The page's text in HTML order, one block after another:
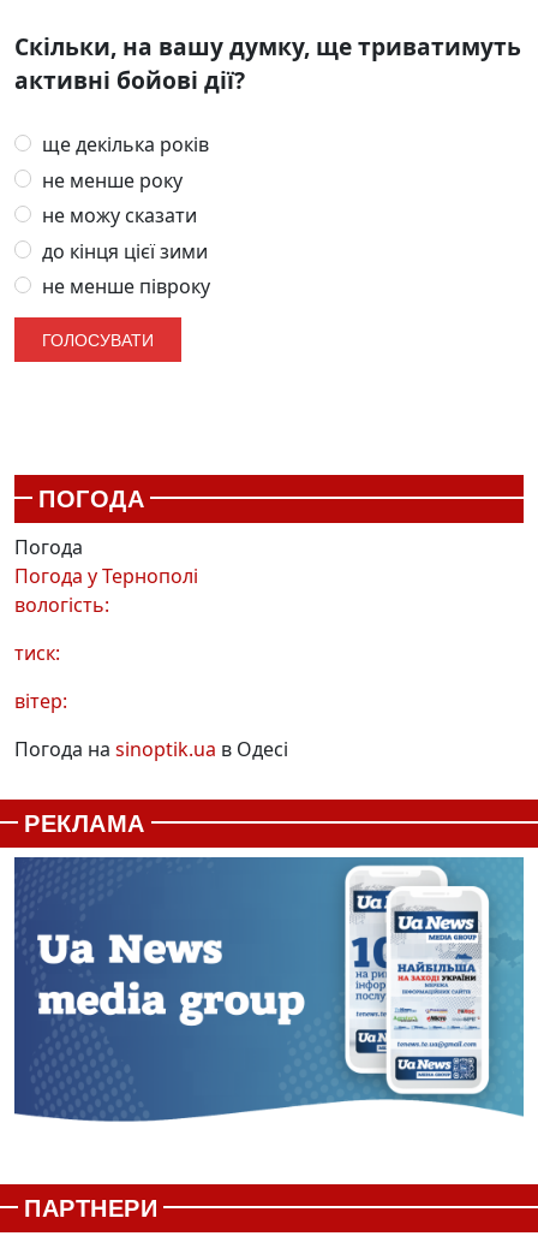
Скільки, на вашу думку, ще триватимуть
активні бойові дії?
ще декілька років
не менше року
не можу сказати
до кінця цієї зими
не менше півроку
ПОГОДА
Погода
Погода уТернополі
вологість:
тиск:
вітер:
Погода на sinoptik.ua в Одесі
РЕКЛАМА
ПАРТНЕРИ